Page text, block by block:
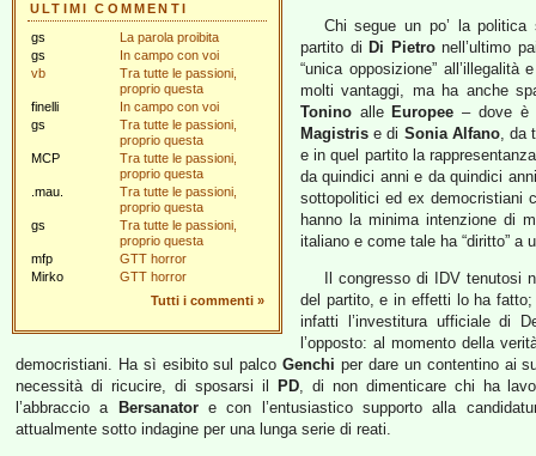
ULTIMI COMMENTI
gs
La parola proibita
gs
In campo con voi
vb
Tra tutte le passioni,
proprio questa
finelli
In campo con voi
gs
Tra tutte le passioni,
proprio questa
MCP
Tra tutte le passioni,
proprio questa
.mau.
Tra tutte le passioni,
proprio questa
gs
Tra tutte le passioni,
proprio questa
mfp
GTT horror
Mirko
GTT horror
Tutti i commenti »
Chi segue un po’ la politica
partito di Di Pietronell’ultimo
“unica opposizione”
molti vantaggi, ma ha anche
Tonino alle Europee – dove è
Magistris e di Sonia Alfano, da
e in quel partito la
da quindici anni e da quindici
sottopolitici ed ex democristiani
hanno la minima intenzione di
italiano e come tale ha “diritto” a
Il congresso di IDV tenutosi
del partito, e in effetti lo ha
infatti l’investitura ufficiale di
l’opposto: al momento della
democristiani. Ha sì esibito sul palcoGenchi per dare un contentino ai
necessità di ricucire, di sposarsi il
PD, di non dimenticare chi ha
l’abbraccio a
Bersanatore con l’entusiastico supporto alla
attualmente sotto indagine per una lunga serie di reati.